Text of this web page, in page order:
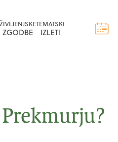
ŽIVLJENJSKE
ZGODBE
TEMATSKI
IZLETI